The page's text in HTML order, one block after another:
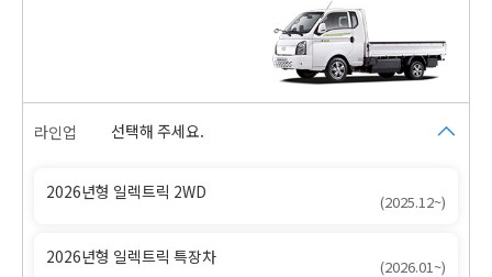
라인업 선택해 주세요.
2026년형 일렉트릭 2WD (2025.12~)
2026년형 일렉트릭 특장차 (2026.01~)